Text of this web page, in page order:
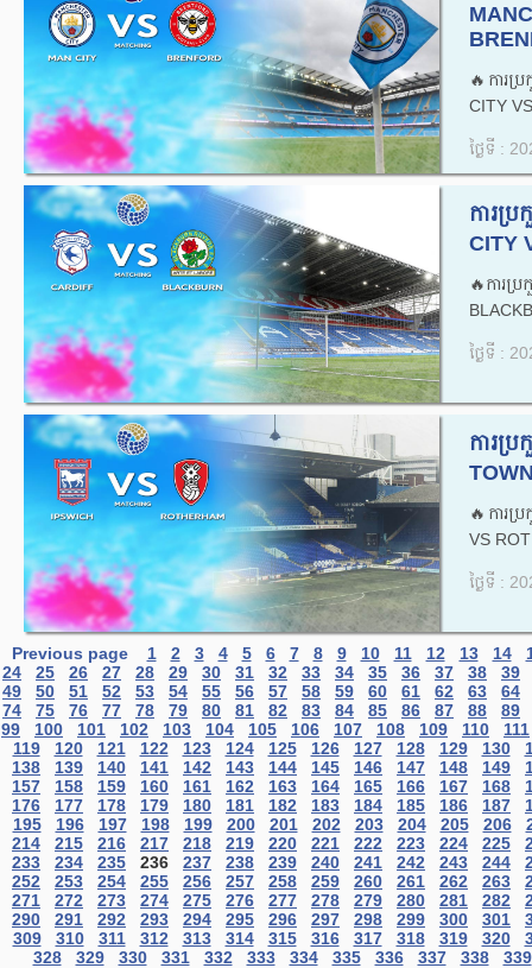
🔥ការប្
CITY
ថ្ងៃទី :
ការប្
CITY
🔥ការប្
ថ្ងៃទី :
ការប្
🔥ការប្
VS
ថ្ងៃទី :
Previous page 1 2 3 4 5 6 7 8 9 10 11 12 13 14
24
25 26 27 28 29 30 31 32 33 34 35 36 37 38
39
49
50 51 52 53 54 55 56 57 58 59 60 61 62 63
64
74
75 76 77 78 79 80 81 82 83 84 85 86 87 88
89
99
100 101 102 103 104 105 106 107 108 109 110
111
119
120 121 122 123 124 125 126 127 128 129 130
138
139 140 141 142 143 144 145 146 147 148 149
157
158 159 160 161 162 163 164 165 166 167 168
176
177 178 179 180 181 182 183 184 185 186 187
195
196 197 198 199 200 201 202 203 204 205 206
214
215 216 217 218 219 220 221 222 223 224 225
233
234 235 236 237 238 239 240 241 242 243 244
252
253 254 255 256 257 258 259 260 261 262 263
271
272 273 274 275 276 277 278 279 280 281 282
290
291 292 293 294 295 296 297 298 299 300 301
309
310 311 312 313 314 315 316 317 318 319 320
328
329 330 331 332 333 334 335 336 337 338 339